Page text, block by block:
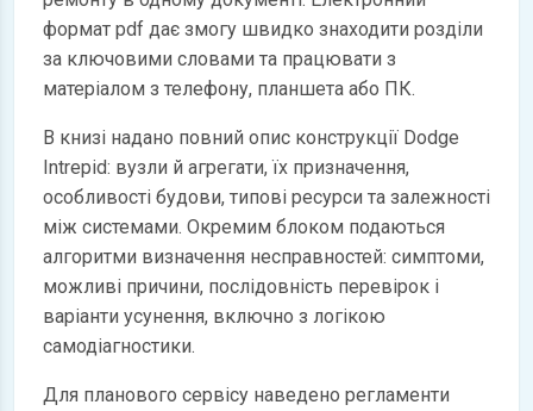
формат pdf дає змогу швидко знаходити розділи
за ключовими словами та працювати з
матеріалом з телефону, планшета або ПК.
В книзі надано повний опис конструкції Dodge
Intrepid: вузли й агрегати, їх призначення,
особливості будови, типові ресурси та залежності
між системами. Окремим блоком подаються
алгоритми визначення несправностей: симптоми,
можливі причини, послідовність перевірок і
варіанти усунення, включно з логікою
самодіагностики.
Для планового сервісу наведено регламенти